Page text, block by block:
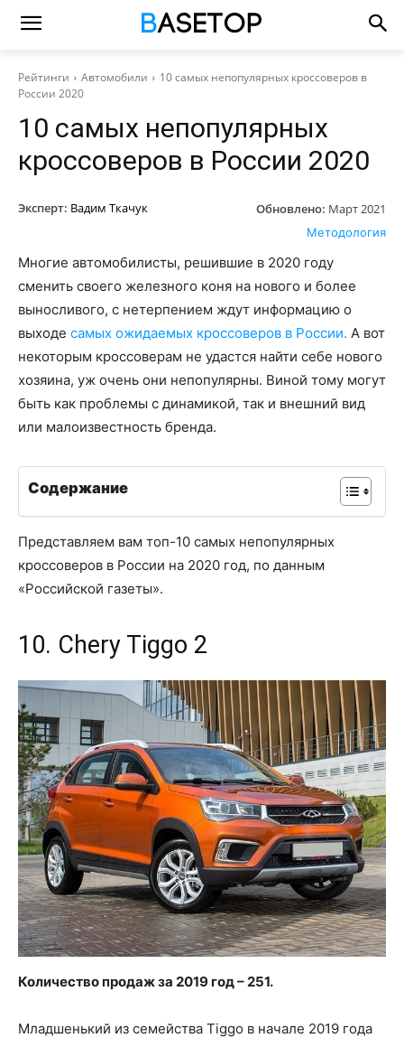
Рейтинги Автомобили
10 самых непопулярных кроссоверов в
России 2020
10 самых непопулярных
кроссоверов в России 2020
Эксперт: Вадим Ткачук Обновлено: Март 2021
Методология
Многие автомобилисты, решившие в 2020 году
сменить своего железного коня на нового и более
выносливого, с нетерпением ждут информацию о
выходе самых ожидаемых кроссоверов в России. А вот
некоторым кроссоверам не удастся найти себе нового
хозяина, уж очень они непопулярны. Виной тому могут
быть как проблемы с динамикой, так и внешний вид
или малоизвестность бренда.
Содержание
Представляем вам топ-10 самых непопулярных
кроссоверов в России на 2020 год, по данным
«Российской газеты».
10. Chery Tiggo 2
Количество продаж за 2019 год – 251.
Младшенький из семейства Tiggo в начале 2019 года